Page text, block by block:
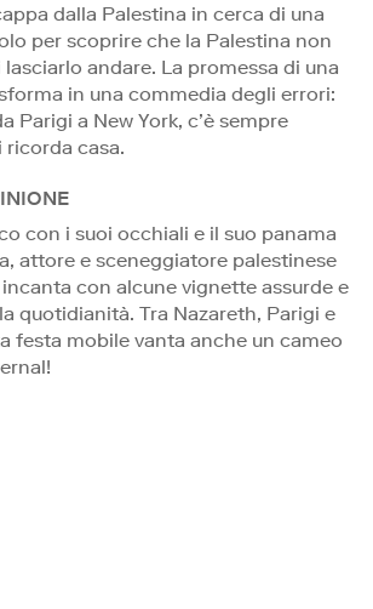
dalla Palestina in cerca di una
per scoprire che la Palestina non
andare. La promessa di una
in una commedia degli errori:
Parigi a New York, c’è sempre
ricorda casa.
con i suoi occhiali e il suo panama
attore e sceneggiatore palestinese
con alcune vignette assurde e
quotidianità. Tra Nazareth, Parigi e
festa mobile vanta anche un cameo